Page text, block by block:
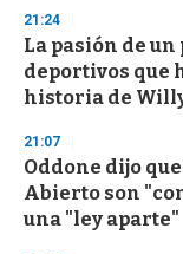
21:24
La pasión de
deportivos que
historia de
21:07
Oddone dijo
Abierto son
una "ley aparte"